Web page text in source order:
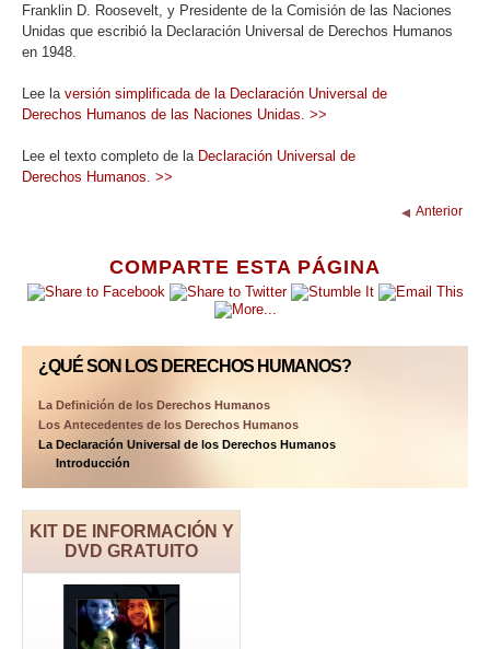
COMPARTE ESTA PÁGINA
¿QUÉ SON LOS DERECHOS HUMANOS?
La Definición de los Derechos Humanos
Los Antecedentes de los Derechos Humanos
La Declaración Universal de los Derechos Humanos
Introducción
KIT DE INFORMACIÓN Y
DVD GRATUITO
Franklin D. Roosevelt, y Presidente de la Comisión de las Naciones
Unidas que escribió la Declaración Universal de Derechos Humanos
en 1948.
Lee la versión simplificada de la Declaración Universal de
Derechos Humanos de las Naciones Unidas. >>
Lee el texto completo de la Declaración Universal de
Derechos Humanos. >>
Anterior